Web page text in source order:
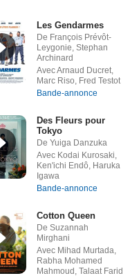
Les Gendarmes
De François Prévôt-
Leygonie, Stephan
Archinard
Avec Arnaud Ducret,
Marc Riso, Fred Testot
Bande-annonce
Des Fleurs pour
Tokyo
De Yuiga Danzuka
Avec Kodai Kurosaki,
Ken'ichi Endô, Haruka
Igawa
Bande-annonce
Cotton Queen
De Suzannah
Mirghani
Avec Mihad Murtada,
Rabha Mohamed
Mahmoud, Talaat Farid